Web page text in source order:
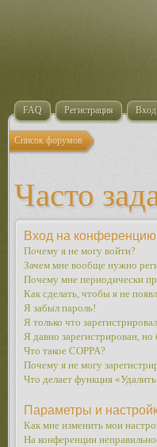
FAQ Регистрация Вход
Список форумов
Часто
Вход на конференцию
Почему я не могу войти?
Зачем мне вообще нужно
Почему мне периодически
Как сделать, чтобы я не
Я забыл пароль!
Я только что
Я давно зарегистрирован,
Что такое COPPA?
Почему я не могу
Что делает функция
Параметры и
Как мне изменить мои
На конференции